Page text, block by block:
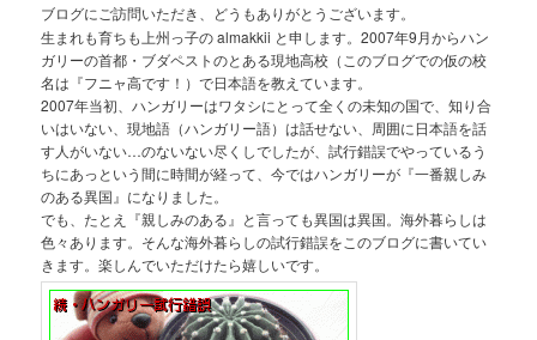
ブログにご訪問いただき、どうもありがとうございます。
生まれも育ちも上州っ子の almakkii と申します。2007年9月からハン
ガリーの首都・ブダペストのとある現地高校（このブログでの仮の校
名は『フニャ高です！）で日本語を教えています。
2007年当初、ハンガリーはワタシにとって全くの未知の国で、知り合
いはいない、現地語（ハンガリー語）は話せない、周囲に日本語を話
す人がいない…のないない尽くしでしたが、試行錯誤でやっているう
ちにあっという間に時間が経って、今ではハンガリーが『一番親しみ
のある異国』になりました。
でも、たとえ『親しみのある』と言っても異国は異国。海外暮らしは
色々あります。そんな海外暮らしの試行錯誤をこのブログに書いてい
きます。楽しんでいただけたら嬉しいです。